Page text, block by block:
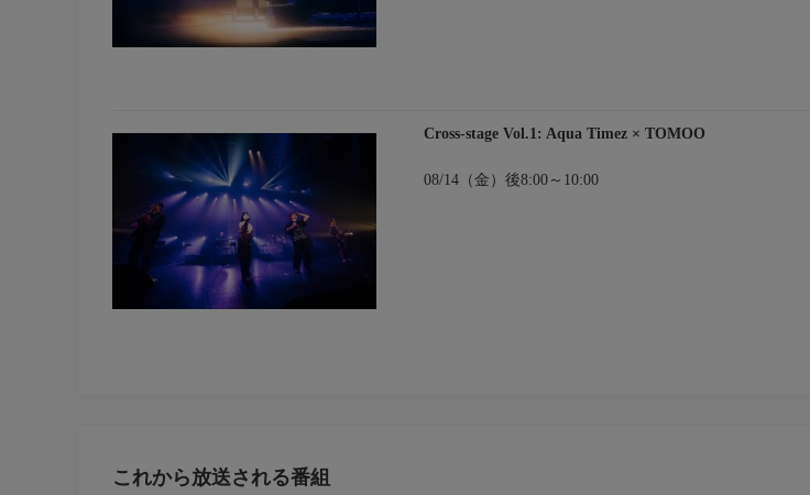
Cross-stage Vol.1: Aqua Timez × TOMOO
08/14（金）後8:00～10:00
これから放送される番組